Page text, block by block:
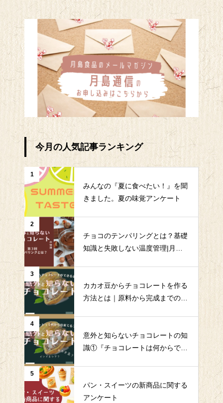
今月の人気記事ランキング
1
みんなの『夏に食べたい！』を聞
きました。夏の味覚アンケート
2
チョコのテンパリングとは？基礎
知識と失敗しない温度管理|月島
3
カカオ豆からチョコレートを作る
方法とは｜原料から完成までの全
4
意外と知らないチョコレートの知
識①『チョコレートは何からでき
5
パン・スイーツの新商品に関する
アンケート